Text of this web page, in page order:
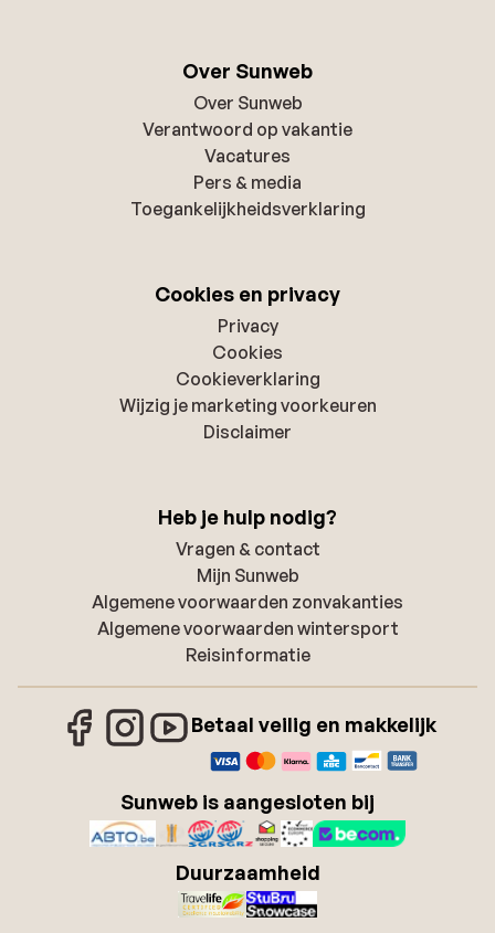
Over Sunweb
Over Sunweb
Verantwoord op vakantie
Vacatures
Pers & media
Toegankelijkheidsverklaring
Cookies en privacy
Privacy
Cookies
Cookieverklaring
Wijzig je marketing voorkeuren
Disclaimer
Heb je hulp nodig?
Vragen & contact
Mijn Sunweb
Algemene voorwaarden zonvakanties
Algemene voorwaarden wintersport
Reisinformatie
Betaal veilig en makkelijk
Sunweb is aangesloten bij
Duurzaamheid